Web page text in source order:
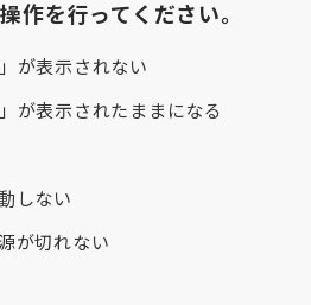
作を行ってください。
が表示されない
が表示されたままになる
しない
が切れない